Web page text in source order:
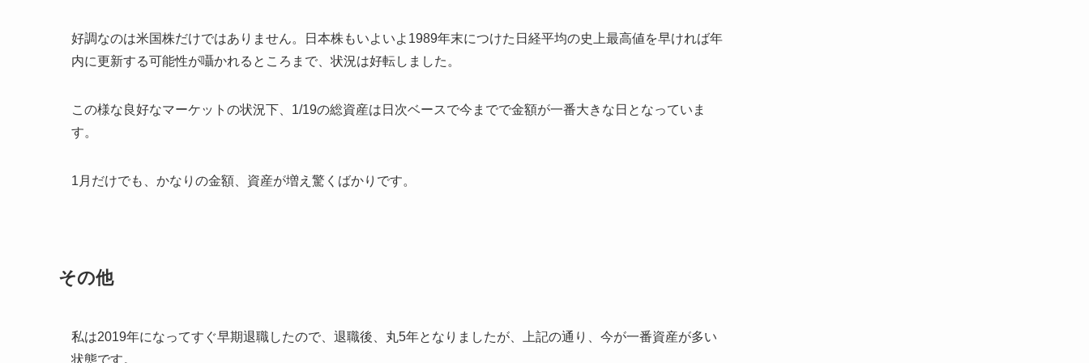
好調なのは米国株だけではありません。日本株もいよいよ1989年末につけた日経平均の史上最高値を早ければ年
内に更新する可能性が囁かれるところまで、状況は好転しました。
この様な良好なマーケットの状況下、1/19の総資産は日次ベースで今までで金額が一番大きな日となっていま
す。
1月だけでも、かなりの金額、資産が増え驚くばかりです。
その他
私は2019年になってすぐ早期退職したので、退職後、丸5年となりましたが、上記の通り、今が一番資産が多い
状態です。